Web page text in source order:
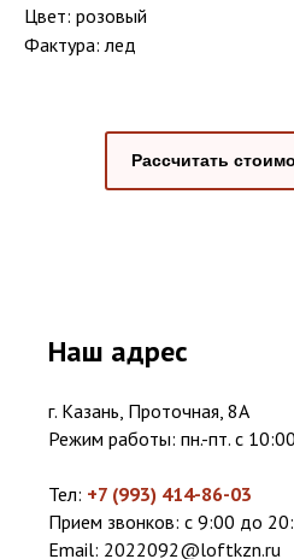
Цвет: розовый
Фактура: лед
Рассчитать
Наш адрес
г. Казань, Проточная, 8А
Режим работы: пн.-пт. с
Тел: +7 (993) 414-86-03
Прием звонков: с 9:00 до
Email: 2022092@loftkzn.ru